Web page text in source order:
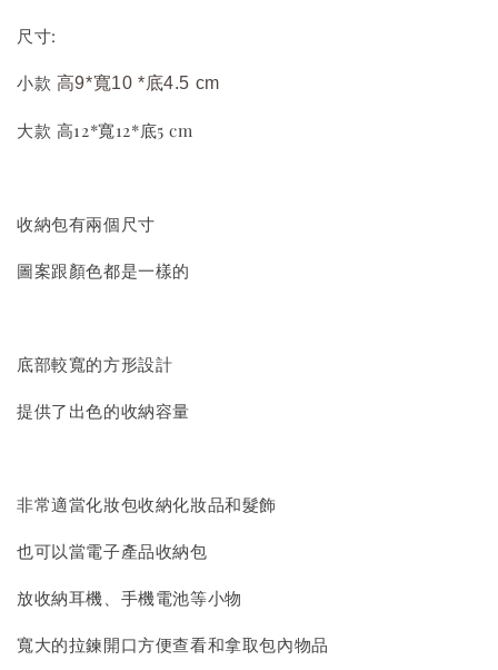
尺寸:
小款 高9*寬10 *底4.5 cm
大款 高12*寬12*底5 cm
收納包有兩個尺寸
圖案跟顏色都是一樣的
底部較寬的方形設計
提供了出色的收納容量
非常適當化妝包收納化妝品和髮飾
也可以當電子產品收納包
放收納耳機、手機電池等小物
寬大的拉鍊開口方便查看和拿取包內物品